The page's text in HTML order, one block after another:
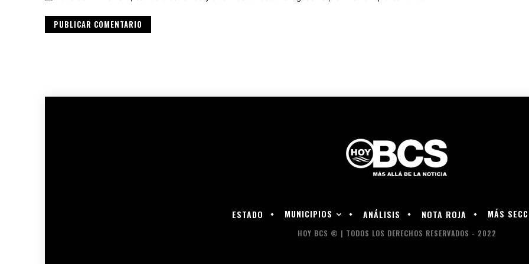
ESTADO MUNICIPIOS ANÁLISIS NOTA ROJA MÁS
HOY BCS © | TODOS LOS DERECHOS RESERVADOS - 2022